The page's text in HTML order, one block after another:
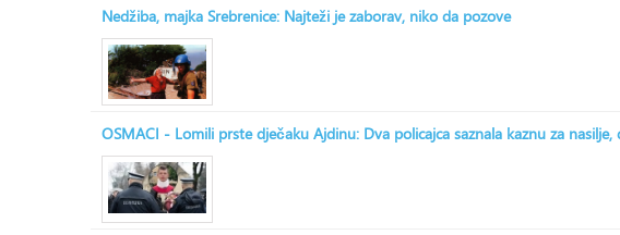
Nedžiba, majka Srebrenice: Najteži je zaborav, niko da pozove
OSMACI - Lomili prste dječaku Ajdinu: Dva policajca saznala kaznu za nasilje,